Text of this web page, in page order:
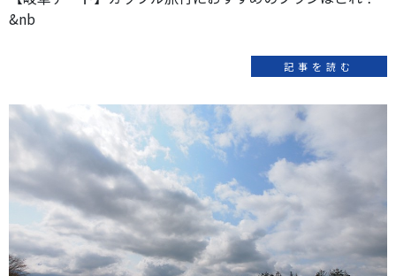
&nb
記事を読む